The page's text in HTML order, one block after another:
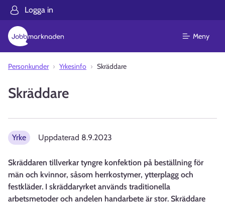
Logga in
Meny
Personkunder Yrkesinfo Skräddare
Skräddare
Yrke Uppdaterad 8.9.2023
Skräddaren tillverkar tyngre konfektion på beställning för
män och kvinnor, såsom herrkostymer, ytterplagg och
festkläder. I skräddaryrket används traditionella
arbetsmetoder och andelen handarbete är stor. Skräddare